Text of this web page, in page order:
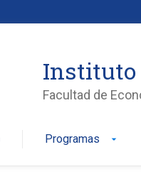
Instituto
Facultad de
Programas arrow_drop_down